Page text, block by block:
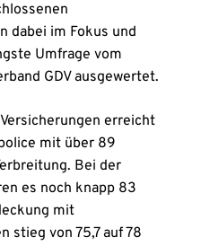
dabei im Fokus und
Umfrage vom
GDV ausgewertet.
erreicht
mit über 89
Bei der
es noch knapp 83
mit
stieg von 75,7 auf 78